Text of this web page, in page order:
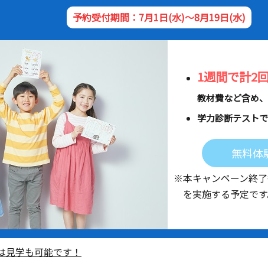
予約受付期間：7月1日(水)～8月19日(水)
1週間で計2
教材費など含め、
学力診断テストで
無料体
※本キャンペーン終了
を実施する予定です
学も可能です！